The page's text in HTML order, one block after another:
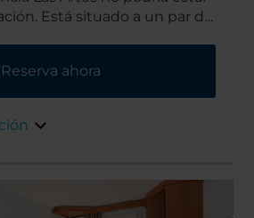
Está situado a un par de
fuera del hotel
casco antiguo y también
Reserva ahora